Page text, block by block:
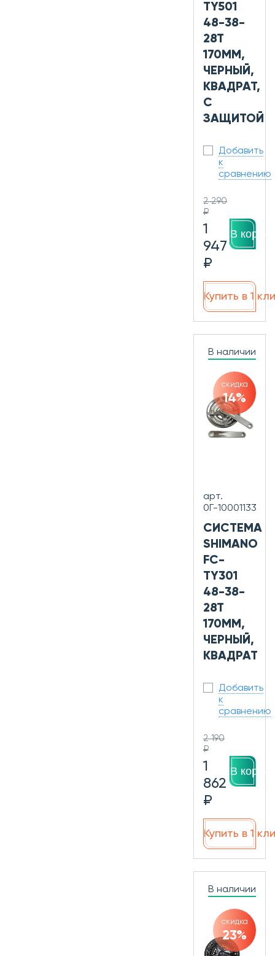
TY501
48-38-
28T
170ММ,
ЧЕРНЫЙ,
КВАДРАТ,
С
ЗАЩИТОЙ
Добавить
к
сравнению
2 290
₽
1
947
₽
В
Купить в 1
В наличии
скидка
14%
арт.
0Г-10001133
СИСТЕМА
SHIMANO
FC-
TY301
48-38-
28T
170ММ,
ЧЕРНЫЙ,
КВАДРАТ
Добавить
к
сравнению
2 190
₽
1
862
₽
В
Купить в 1
В наличии
скидка
23%